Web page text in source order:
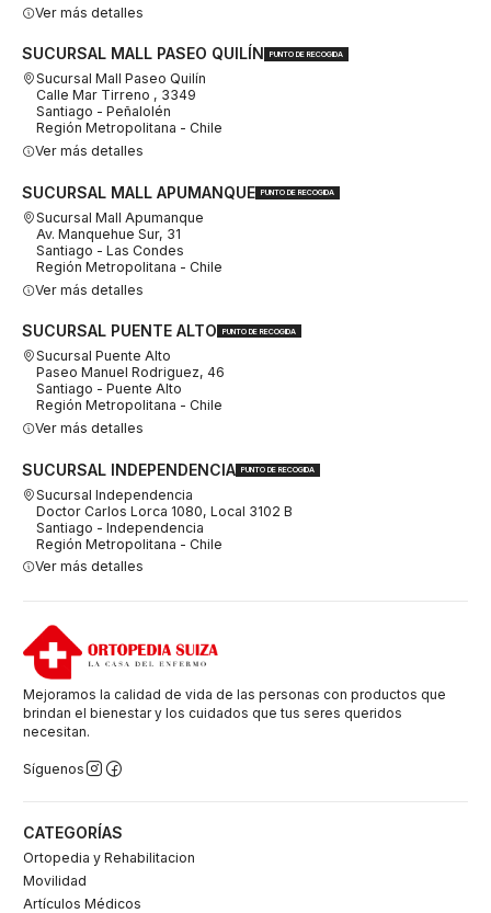
Ver más detalles
SUCURSAL MALL PASEO QUILÍN PUNTO DE RECOGIDA
Sucursal Mall Paseo Quilín
Calle Mar Tirreno , 3349
Santiago - Peñalolén
Región Metropolitana - Chile
Ver más detalles
SUCURSAL MALL APUMANQUE PUNTO DE RECOGIDA
Sucursal Mall Apumanque
Av. Manquehue Sur, 31
Santiago - Las Condes
Región Metropolitana - Chile
Ver más detalles
SUCURSAL PUENTE ALTO PUNTO DE RECOGIDA
Sucursal Puente Alto
Paseo Manuel Rodriguez, 46
Santiago - Puente Alto
Región Metropolitana - Chile
Ver más detalles
SUCURSAL INDEPENDENCIA PUNTO DE RECOGIDA
Sucursal Independencia
Doctor Carlos Lorca 1080, Local 3102 B
Santiago - Independencia
Región Metropolitana - Chile
Ver más detalles
Mejoramos la calidad de vida de las personas con productos que
brindan el bienestar y los cuidados que tus seres queridos
necesitan.
Síguenos
CATEGORÍAS
Ortopedia y Rehabilitacion
Movilidad
Artículos Médicos